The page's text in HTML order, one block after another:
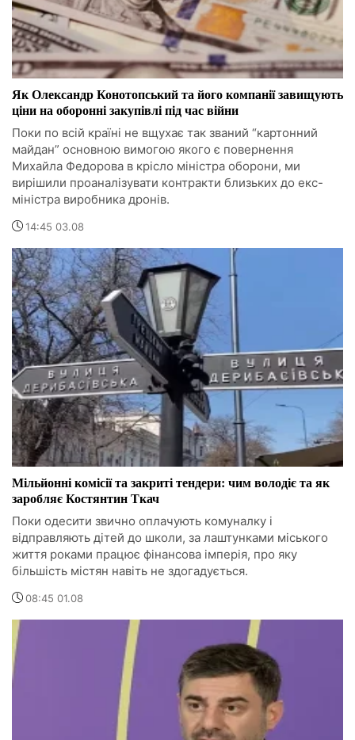
Як Олександр Конотопський та його компанії завищують
ціни на оборонні закупівлі під час війни
Поки по всій країні не вщухає так званий “картонний
майдан” основною вимогою якого є повернення
Михайла Федорова в крісло міністра оборони, ми
вирішили проаналізувати контракти близьких до екс-
міністра виробника дронів.
14:45 03.08
Мільйонні комісії та закриті тендери: чим володіє та як
заробляє Костянтин Ткач
Поки одесити звично оплачують комуналку і
відправляють дітей до школи, за лаштунками міського
життя роками працює фінансова імперія, про яку
більшість містян навіть не здогадується.
08:45 01.08